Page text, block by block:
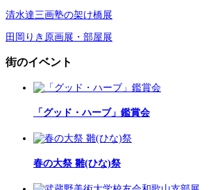
清水達三画塾の架け橋展
田岡りき原画展・部屋展
街のイベント
「グッド・ハーブ」鑑賞会
春の大祭 雛(ひな)祭